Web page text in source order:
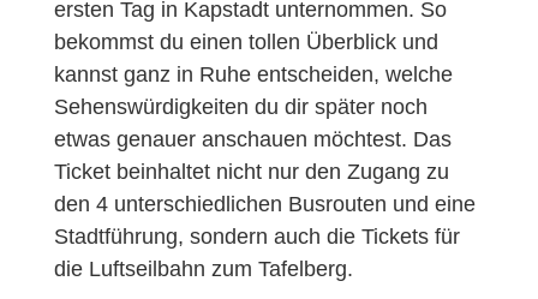
ersten Tag in Kapstadt unternommen. So
bekommst du einen tollen Überblick und
kannst ganz in Ruhe entscheiden, welche
Sehenswürdigkeiten du dir später noch
etwas genauer anschauen möchtest. Das
Ticket beinhaltet nicht nur den Zugang zu
den 4 unterschiedlichen Busrouten und eine
Stadtführung, sondern auch die Tickets für
die Luftseilbahn zum Tafelberg.